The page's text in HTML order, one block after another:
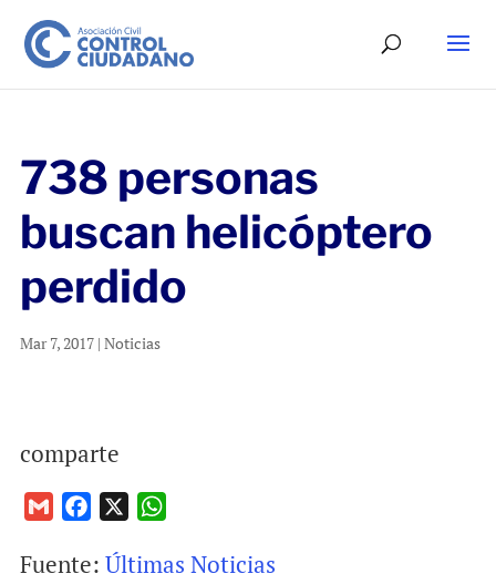
738 personas
buscan helicóptero
perdido
Mar 7, 2017| Noticias
comparte
a
c
a
Fuente: Últimas Noticias